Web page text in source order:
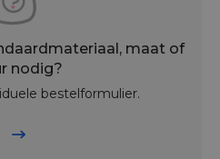
maat of
nodig?
bestelformulier.